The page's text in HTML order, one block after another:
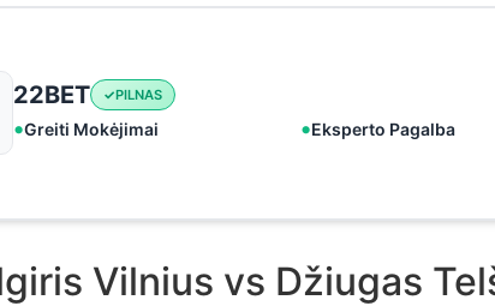
22BET PILNAS
Greiti Mokėjimai Eksperto Pagalba
Vilnius vs Džiugas